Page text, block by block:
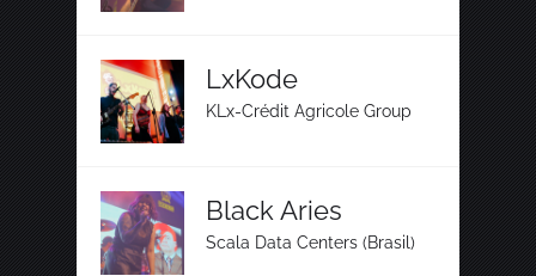
LxKode
KLx-Crédit Agricole Group
Black Aries
Scala Data Centers (Brasil)